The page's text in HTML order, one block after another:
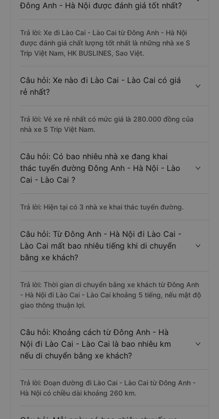
Đông Anh - Hà Nội được đánh giá tốt nhất?
Trả lời: Xe đi Lào Cai - Lào Cai từ Đông Anh - Hà Nội
được đánh giá chất lượng tốt nhất là những nhà xe S
Trip Việt Nam, HK BUSLINES, Sao Việt.
Câu hỏi: Xe nào đi Lào Cai - Lào Cai có giá
rẻ nhất?
Trả lời: Vé xe rẻ nhất có mức giá là 280.000 đồng của
nhà xe S Trip Việt Nam.
Câu hỏi: Có bao nhiêu nhà xe đang khai
thác tuyến đường Đông Anh - Hà Nội - Lào
Cai - Lào Cai ?
Trả lời: Hiện tại có 3 nhà xe khai thác tuyến đường.
Câu hỏi: Từ Đông Anh - Hà Nội đi Lào Cai -
Lào Cai mất bao nhiêu tiếng khi di chuyển
bằng xe khách?
Trả lời: Thời gian di chuyển bằng xe khách từ Đông Anh
- Hà Nội đi Lào Cai - Lào Cai khoảng 5 tiếng, nếu mật độ
giao thông thuận lợi.
Câu hỏi: Khoảng cách từ Đông Anh - Hà
Nội đi Lào Cai - Lào Cai là bao nhiêu km
nếu di chuyển bằng xe khách?
Trả lời: Đoạn đường đi Lào Cai - Lào Cai từ Đông Anh -
Hà Nội có chiều dài khoảng 260 km.